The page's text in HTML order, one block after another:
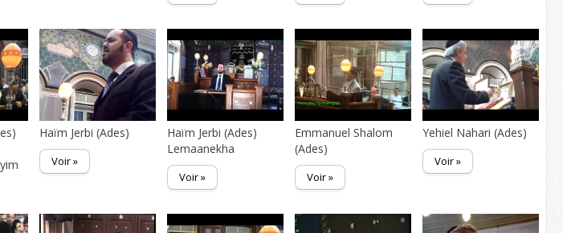
Haïm Jerbi (Ades)
Voir »
Haïm Jerbi (Ades)
Lemaanekha
Voir »
Emmanuel Shalom
(Ades)
Voir »
Yehiel Nahari (Ades)
Voir »